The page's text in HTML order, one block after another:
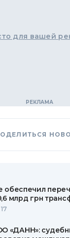
для вашей
млрд грн
17
«ДАНН»: